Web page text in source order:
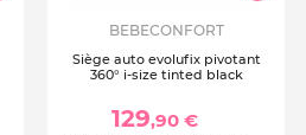
BEBECONFORT
Siège auto evolufix pivotant
360° i-size tinted black
129,90 €